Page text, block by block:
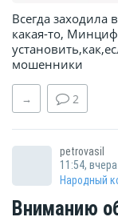
Всегда заходила
какая-то,
мошенники
→ 2
petrovasil
11:54, вчера
Народный
Вниманию